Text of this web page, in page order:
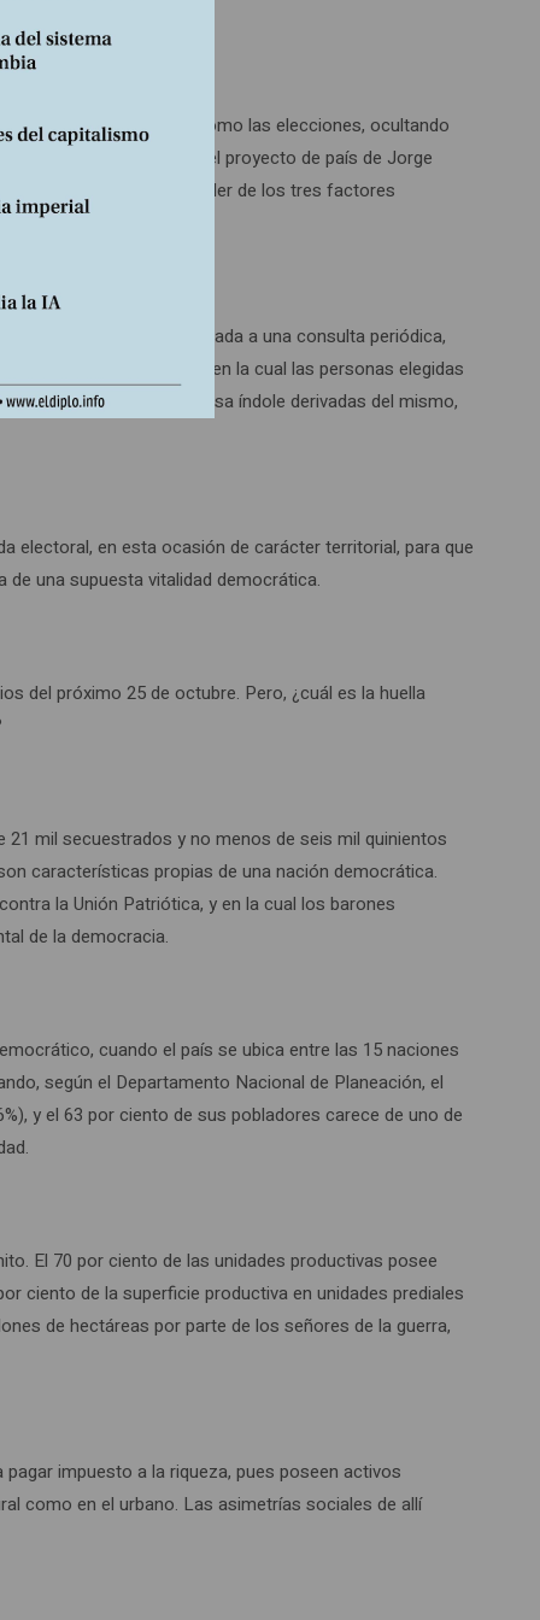
un fenómeno puntual como las elecciones, ocultando
Nossa a propósito del proyecto de país de Jorge
ni nadie puede responder de los tres factores
quede sometida ni limitada a una consulta periódica,
caso popular, basados en la cual las personas elegidas
las medidas de diversa índole derivadas del mismo,
electoral, en esta ocasión de carácter territorial, para que
de una supuesta vitalidad democrática.
del próximo 25 de octubre. Pero, ¿cuál es la huella
mil secuestrados y no menos de seis mil quinientos
características propias de una nación democrática.
la Unión Patriótica, y en la cual los barones
de la democracia.
cuando el país se ubica entre las 15 naciones
según el Departamento Nacional de Planeación, el
y el 63 por ciento de sus pobladores carece de uno de
El 70 por ciento de las unidades productivas posee
ciento de la superficie productiva en unidades prediales
de hectáreas por parte de los señores de la guerra,
impuesto a la riqueza, pues poseen activos
como en el urbano. Las asimetrías sociales de allí